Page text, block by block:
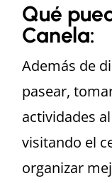
Qué
Canela:
Además de
pasear,
actividades
visitando el
organizar